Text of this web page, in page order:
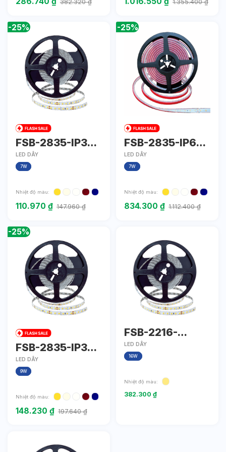
382.320₫ 1.355.400₫
-25%
FSB-2835-IP33-
L80
LED DÂY
7W
Nhiệt độ màu:
110.970 ₫ 147.960₫
-25%
FSB-2835-IP67-
L80
LED DÂY
7W
Nhiệt độ màu:
834.300 ₫ 1.112.400₫
-25%
FSB-2835-IP33-
L120
LED DÂY
9W
Nhiệt độ màu:
148.230 ₫ 197.640₫
FSB-2216-
2700K-6000K-
L240
LED DÂY
16W
Nhiệt độ màu:
382.300 ₫